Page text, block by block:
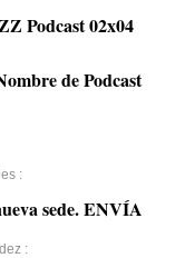
Podcast 02x04
de Podcast
:
sede. ENVÍA
: